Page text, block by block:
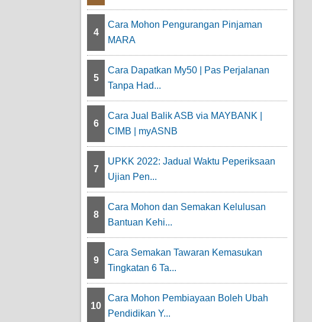
4
Cara Mohon Pengurangan Pinjaman
MARA
5
Cara Dapatkan My50 | Pas Perjalanan
Tanpa Had...
6
Cara Jual Balik ASB via MAYBANK |
CIMB | myASNB
7
UPKK 2022: Jadual Waktu Peperiksaan
Ujian Pen...
8
Cara Mohon dan Semakan Kelulusan
Bantuan Kehi...
9
Cara Semakan Tawaran Kemasukan
Tingkatan 6 Ta...
10
Cara Mohon Pembiayaan Boleh Ubah
Pendidikan Y...